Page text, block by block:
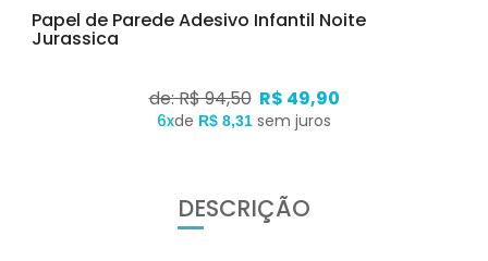
Papel de Parede Adesivo Infantil Noite
Jurassica
de: R$ 94,50 R$ 49,90
6xde R$ 8,31 sem juros
DESCRIÇÃO